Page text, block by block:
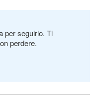
per seguirlo. Ti
perdere.